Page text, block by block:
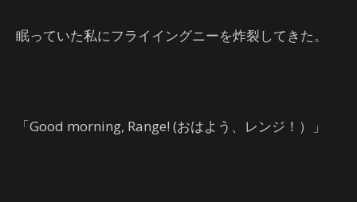
眠っていた私にフライイングニーを炸裂してきた。
「Good morning, Range! (おはよう、レンジ！）」